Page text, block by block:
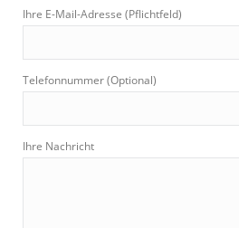
Ihre E-Mail-Adresse (Pflichtfeld)
Telefonnummer (Optional)
Ihre Nachricht